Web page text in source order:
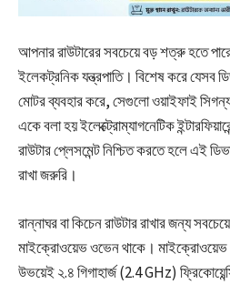
আপনার রাউটারের সবচেয়ে বড় শত্রু হতে
ইলেকট্রনিক যন্ত্রপাতি। বিশেষ করে যেসব
মোটর ব্যবহার করে, সেগুলো ওয়াইফাই
একে বলা হয় ইলেক্ট্রোম্যাগনেটিক
রাউটার প্লেসমেন্ট নিশ্চিত করতে হলে এই
রাখা জরুরি।
রান্নাঘর বা কিচেন রাউটার রাখার জন্য
মাইক্রোওয়েভ ওভেন থাকে। মাইক্রোওয়েভ
উভয়েই ২.৪ গিগাহার্জ (2.4 GHz)